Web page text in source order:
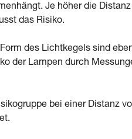
Je höher die
das Risiko.
des Lichtkegels sind
der Lampen durch
bei einer Distanz